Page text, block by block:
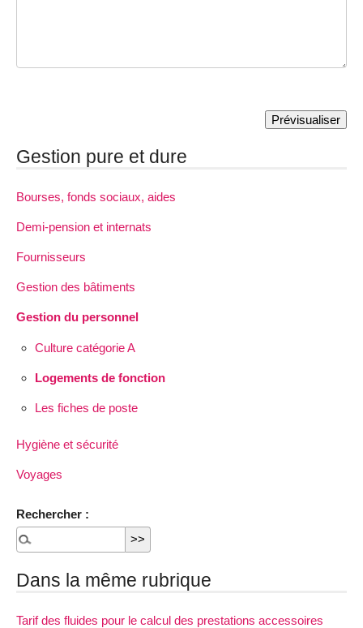
Gestion pure et dure
Bourses, fonds sociaux, aides
Demi-pension et internats
Fournisseurs
Gestion des bâtiments
Gestion du personnel
Culture catégorie A
Logements de fonction
Les fiches de poste
Hygiène et sécurité
Voyages
Rechercher :
Dans la même rubrique
Tarif des fluides pour le calcul des prestations accessoires